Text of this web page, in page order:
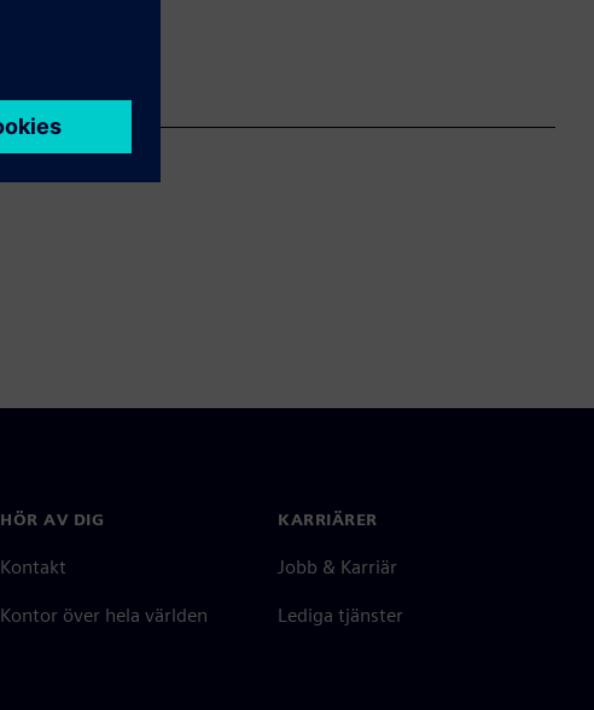
HÖR AV DIG
Kontakt
Kontor över hela världen
KARRIÄRER
Jobb & Karriär
Lediga tjänster